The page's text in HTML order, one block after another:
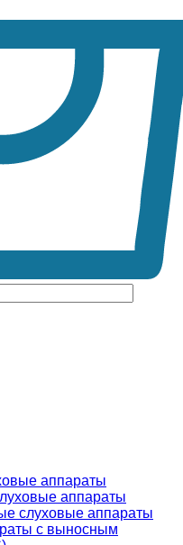
аппараты
аппараты
слуховые аппараты
с выносным